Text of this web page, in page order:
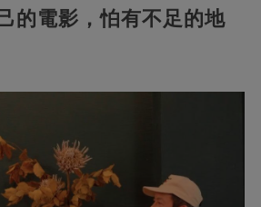
的電影，怕有不足的地